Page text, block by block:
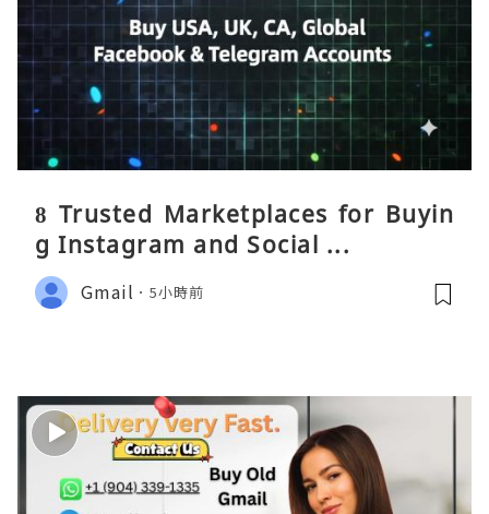
8 Trusted Marketplaces for Buyin
g Instagram and Social ...
Gmail 5小時前